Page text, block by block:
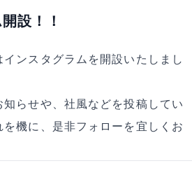
設！！
ンスタグラムを開設いたしまし
らせや、社風などを投稿してい
を機に、是非フォローを宜しくお